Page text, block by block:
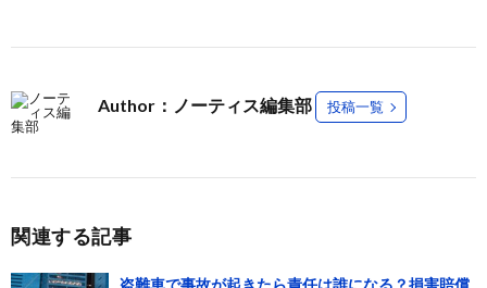
Author：ノーティス編集部 投稿一覧
関連する記事